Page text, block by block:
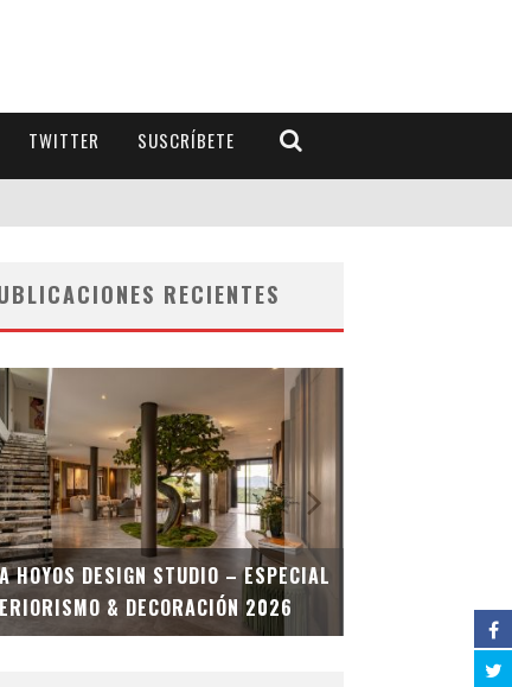
TWITTER SUSCRÍBETE
RECIENTES
HOYOS DESIGN STUDIO – ESPECIAL
& DECORACIÓN 2026